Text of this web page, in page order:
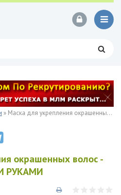
» Маска для укрепления окрашенных волос - КОСМЕТИКА СВОИМИ РУКАМИ
окрашенных волос -
РУКАМИ